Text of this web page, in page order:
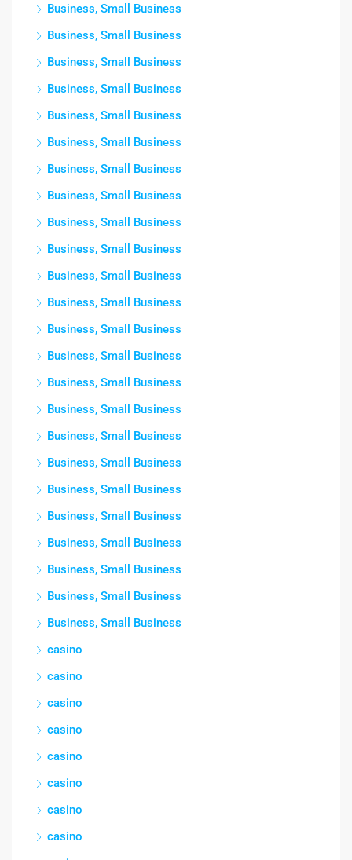
Business, Small Business
Business, Small Business
Business, Small Business
Business, Small Business
Business, Small Business
Business, Small Business
Business, Small Business
Business, Small Business
Business, Small Business
Business, Small Business
Business, Small Business
Business, Small Business
Business, Small Business
Business, Small Business
Business, Small Business
Business, Small Business
Business, Small Business
Business, Small Business
Business, Small Business
Business, Small Business
Business, Small Business
Business, Small Business
Business, Small Business
Business, Small Business
casino
casino
casino
casino
casino
casino
casino
casino